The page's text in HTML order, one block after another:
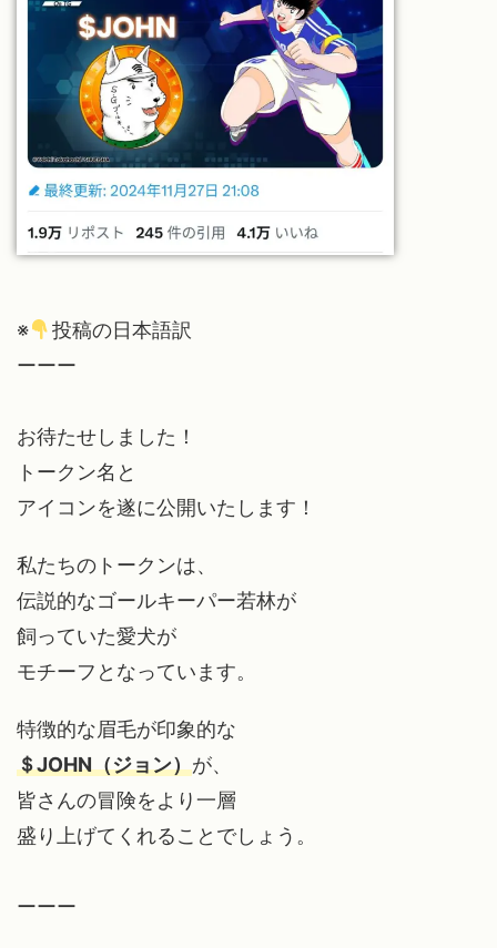
※
投稿の日本語訳
ーーー
お待たせしました！
トークン名と
アイコンを遂に公開いたします！
私たちのトークンは、
伝説的なゴールキーパー若林が
飼っていた愛犬が
モチーフとなっています。
特徴的な眉毛が印象的な
＄JOHN（ジョン）が、
皆さんの冒険をより一層
盛り上げてくれることでしょう。
ーーー